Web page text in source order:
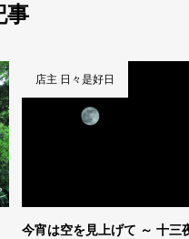
事
【店主閑話】シークヮーサ
店主 日々是好日